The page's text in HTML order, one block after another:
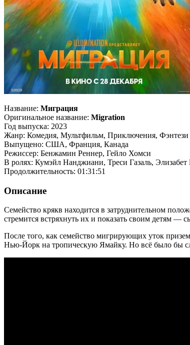
Название: Миграция
Оригинальное название: Migration
Год выпуска: 2023
Жанр: Комедия, Мультфильм, Приключения, Фэнтези
Выпущено: США, Франция, Канада
Режиссер: Бенжамин Реннер, Гейло Хомси
В ролях: Кумэйл Нанджиани, Треси Газаль,
Продолжительность: 01:31:51
Описание
Семейство крякв находится в затруднительном
стремится встряхнуть их и показать своим детям
После того, как семейство мигрирующих уток
Нью-Йорк на тропическую Ямайку. Но всё было бы